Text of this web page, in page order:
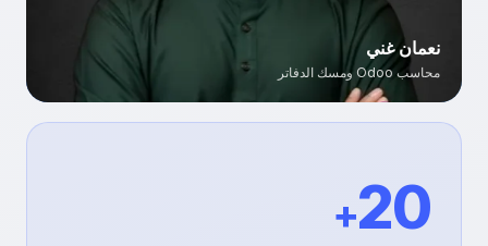
نعمان غني
محاسب Odoo ومسك الدفاتر
20
+